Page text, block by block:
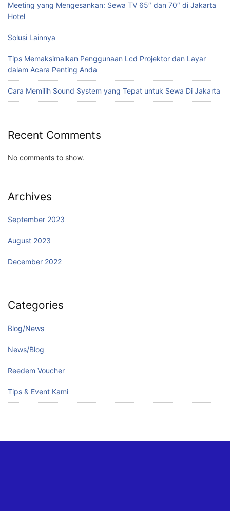
Meeting yang Mengesankan: Sewa TV 65″ dan 70″ di Jakarta
Hotel
Solusi Lainnya
Tips Memaksimalkan Penggunaan Lcd Projektor dan Layar
dalam Acara Penting Anda
Cara Memilih Sound System yang Tepat untuk Sewa Di Jakarta
Recent Comments
No comments to show.
Archives
September 2023
August 2023
December 2022
Categories
Blog/News
News/Blog
Reedem Voucher
Tips & Event Kami